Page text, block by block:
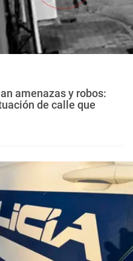
amenazas y robos:
de calle que